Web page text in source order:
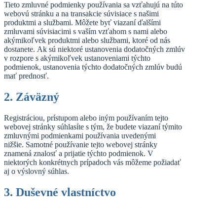
Tieto zmluvné podmienky používania sa vzťahujú na túto
webovú stránku a na transakcie súvisiace s našimi
produktmi a službami. Môžete byť viazaní ďalšími
zmluvami súvisiacimi s vaším vzťahom s nami alebo
akýmikoľvek produktmi alebo službami, ktoré od nás
dostanete. Ak sú niektoré ustanovenia dodatočných zmlúv
v rozpore s akýmikoľvek ustanoveniami týchto
podmienok, ustanovenia týchto dodatočných zmlúv budú
mať prednosť.
2. Záväzný
Registráciou, prístupom alebo iným používaním tejto
webovej stránky súhlasíte s tým, že budete viazaní týmito
zmluvnými podmienkami používania uvedenými
nižšie. Samotné používanie tejto webovej stránky
znamená znalosť a prijatie týchto podmienok. V
niektorých konkrétnych prípadoch vás môžeme požiadať
aj o výslovný súhlas.
3. Duševné vlastníctvo